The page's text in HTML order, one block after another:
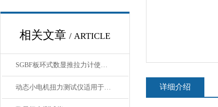
相关文章 / ARTICLE
SGBF板环式数显推拉力计使用前核心注意事项
动态小电机扭力测试仪适用于高转速或负载变化专用 详细介绍